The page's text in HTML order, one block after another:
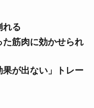
れる
筋肉に効かせられ
が出ない」トレー